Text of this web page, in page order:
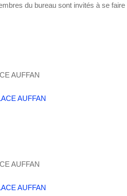
du bureau sont invités à se
AUFFAN
AUFFAN